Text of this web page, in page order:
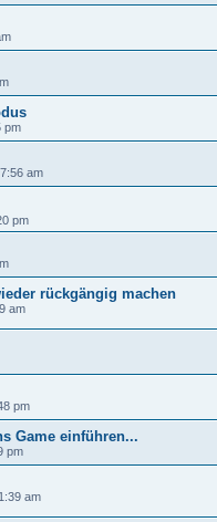
pm
am
pm
rückgängig machen
am
pm
Game einführen...
pm
am